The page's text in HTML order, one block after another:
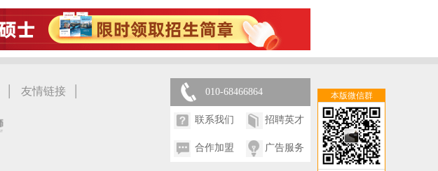
本版微信群
| 友情链接 | 010-68466864
联系我们 招聘英才
合作加盟 广告服务